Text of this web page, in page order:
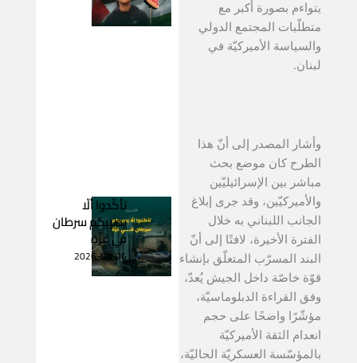
يتواءم بصورة أكبر مع
متطلّبات المجتمع الدولي
والسياسة الأميركيّة في
لبنان.
وأشار المصدر إلى أنّ هذا
الطرح كان موضع بحث
مباشر بين الإسرائيليّين
والأميركيّين، وقد جرى إبلاغ
الجانب اللبناني به خلال
الفترة الأخيرة، لافتًا إلى أنّ
البند المسرّب المتعلّق بإنشاء
قوّة خاصّة داخل الجيش يُعدّ،
وفق القراءة الدبلوماسيّة،
مؤشّرًا واضحًا على حجم
انعدام الثقة الأميركيّة
بالمؤسّسة العسكريّة الحاليّة،
تأكّدوا ألّا
يصيبكم سرطان
في غزّة
2026-08-06